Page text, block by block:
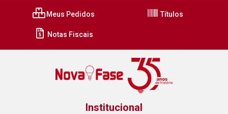
Meus Pedidos Títulos
Notas Fiscais
Institucional